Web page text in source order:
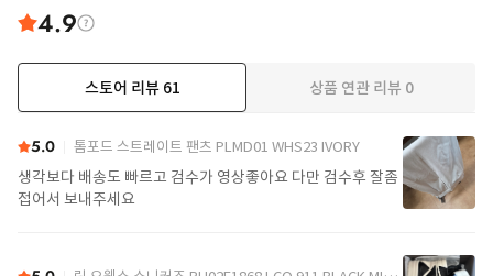
4.9
스토어 리뷰 61 상품 연관 리뷰 0
5.0 톰포드 스트레이트 팬츠 PLMD01 WHS23 IVORY
생각보다 배송도 빠르고 검수가 영상좋아요 다만 검수후 잘좀
접어서 보내주세요